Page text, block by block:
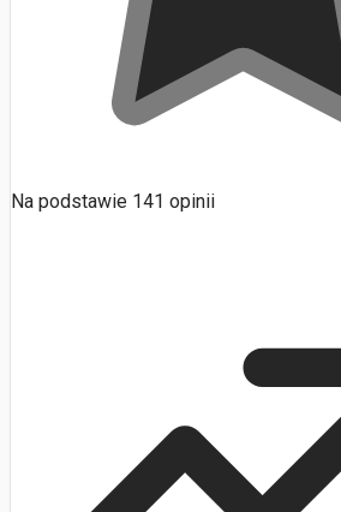
Na podstawie 141 opinii